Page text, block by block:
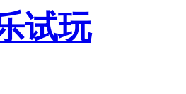
试玩